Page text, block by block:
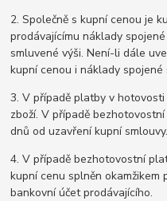
2. Společně s kupní cenou je
prodávajícímu náklady
smluvené výši. Není-li dále
kupní cenou i náklady spojené
3. V případě platby v
zboží. V případě
dnů od uzavření kupní smlouvy.
4. V případě bezhotovostní
kupní cenu splněn okamžikem
bankovní účet prodávajícího.